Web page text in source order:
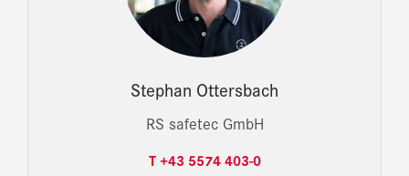
Stephan Ottersbach
RS safetec GmbH
T +43 5574 403-0